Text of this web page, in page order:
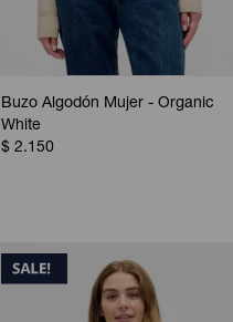
Buzo Algodón Mujer - Organic
White
$ 2.150